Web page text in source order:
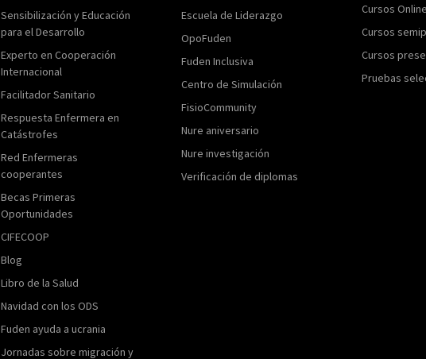
Sensibilización y Educación
para el Desarrollo
Experto en Cooperación
Internacional
Facilitador Sanitario
Respuesta Enfermera en
Catástrofes
Red Enfermeras
cooperantes
Becas Primeras
Oportunidades
CIFECOOP
Blog
Libro de la Salud
Navidad con los ODS
Fuden ayuda a ucrania
Jornadas sobre migración y
Escuela de Liderazgo
OpoFuden
Fuden Inclusiva
Centro de Simulación
FisioCommunity
Nure aniversario
Nure investigación
Verificación de diplomas
Cursos
Cursos
Cursos
Pruebas